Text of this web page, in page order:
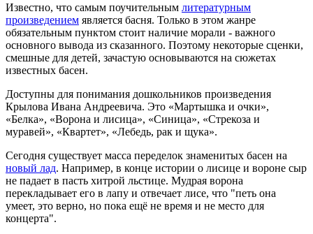
Известно, что самым поучительным литературным
произведением является басня. Только в этом жанре
обязательным пунктом стоит наличие морали - важного
основного вывода из сказанного. Поэтому некоторые сценки,
смешные для детей, зачастую основываются на сюжетах
известных басен.
Доступны для понимания дошкольников произведения
Крылова Ивана Андреевича. Это «Мартышка и очки»,
«Белка», «Ворона и лисица», «Синица», «Стрекоза и
муравей», «Квартет», «Лебедь, рак и щука».
Сегодня существует масса переделок знаменитых басен на
новый лад. Например, в конце истории о лисице и вороне сыр
не падает в пасть хитрой льстице. Мудрая ворона
перекладывает его в лапу и отвечает лисе, что "петь она
умеет, это верно, но пока ещё не время и не место для
концерта".